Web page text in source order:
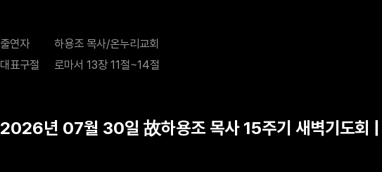
출연자
하용조 목사/온누리교회
대표구절
로마서 13장 11절~14절
2026년 07월 30일 故하용조 목사 15주기 새벽기도회 |